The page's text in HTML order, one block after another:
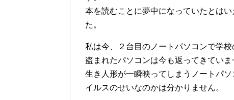
本を読むことに夢中になっていたとは
た。
私は今、２台目のノートパソコンで学校
盗まれたパソコンは今も返ってきていま
生き人形が一瞬映ってしまうノートパ
イルスのせいなのかは分かりません。